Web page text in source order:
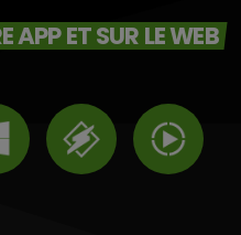
APP ET SUR LE WEB